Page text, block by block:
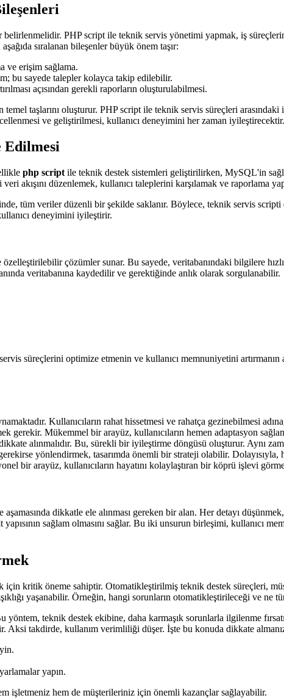
belirlenmelidir. PHP script ile teknik servis yönetimi yapmak, iş
sıralanan bileşenler büyük önem taşır:
ve erişim sağlama.
bu sayede talepler kolayca takip edilebilir.
açısından gerekli raporların oluşturulabilmesi.
temel taşlarını oluşturur. PHP script ile teknik servis süreçleri
ve geliştirilmesi, kullanıcı deneyimini her zaman iyileştirecektir.
Edilmesi
php script ile teknik destek sistemleri geliştirilirken, MySQL'in
akışını düzenlemek, kullanıcı taleplerini karşılamak ve raporlama
tüm veriler düzenli bir şekilde saklanır. Böylece, teknik servis scripti
deneyimini iyileştirir.
özelleştirilebilir çözümler sunar. Bu sayede, veritabanındaki bilgilere
veritabanına kaydedilir ve gerektiğinde anlık olarak sorgulanabilir.
süreçlerini optimize etmenin ve kullanıcı memnuniyetini artırmanın
Kullanıcıların rahat hissetmesi ve rahatça gezinebilmesi
gerekir. Mükemmel bir arayüz, kullanıcıların hemen adaptasyon
alınmalıdır. Bu, sürekli bir iyileştirme döngüsü oluşturur. Aynı
yönlendirmek, tasarımda önemli bir strateji olabilir. Dolayısıyla,
bir arayüz, kullanıcıların hayatını kolaylaştıran bir köprü işlevi
dikkatle ele alınması gereken bir alan. Her detayı
sağlam olmasını sağlar. Bu iki unsurun birleşimi, kullanıcı
kritik öneme sahiptir. Otomatikleştirilmiş teknik destek süreçleri,
yaşanabilir. Örneğin, hangi sorunların otomatikleştirileceği ve ne
teknik destek ekibine, daha karmaşık sorunlarla ilgilenme
Aksi takdirde, kullanım verimliliği düşer. İşte bu konuda dikkate
yapın.
işletmeniz hem de müşterileriniz için önemli kazançlar sağlayabilir.